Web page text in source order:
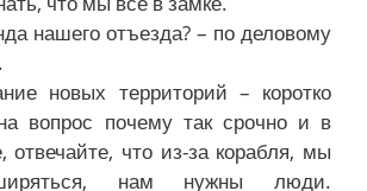
нашего отъезда? – по деловому
новых территорий – коротко
вопрос почему так срочно и в
отвечайте, что из-за корабля, мы
нам нужны люди.